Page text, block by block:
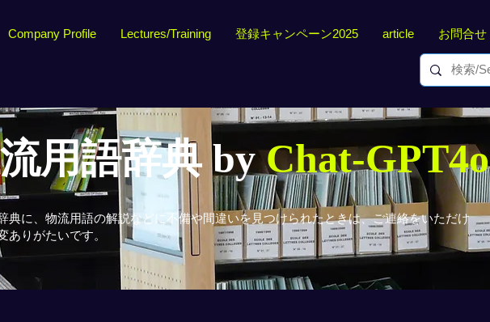
Company Profile Lectures/Training 登録キャンペーン2025 article お問合せ
用語辞典 byChat-GPT4o
典に、物流用語の解説などに不備や間違いを見つけられたときは、ご連絡をいただけ
ありがたいです。